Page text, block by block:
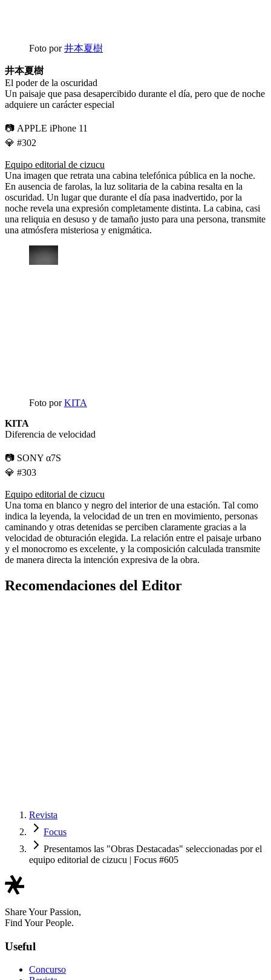
Foto por井本夏樹
井本夏樹
El poder de la oscuridad
Un paisaje que pasa desapercibido durante el día, pero que de noche
adquiere un carácter especial
📷 APPLE iPhone 11
💎 #302
Equipo editorial de cizucu
Una imagen que retrata una cabina telefónica pública en la noche.
En ausencia de farolas, la luz solitaria de la cabina resalta en la
oscuridad. Un lugar que durante el día pasa inadvertido, por la
noche revela una expresión completamente distinta. La cabina, casi
una reliquia en desuso y de tamaño justo para una persona, transmite
una atmósfera misteriosa y enigmática.
Foto porKITA
KITA
Diferencia de velocidad
📷 SONY α7S
💎 #303
Equipo editorial de cizucu
Una toma en blanco y negro del interior de una estación. Tal como
indica la leyenda, la velocidad de un tren en movimiento, personas
caminando y otras detenidas se perciben claramente gracias a la
velocidad de obturación elegida. La relación entre el paisaje urbano
y el monocromo es excelente, y la composición calculada transmite
de manera directa la intención expresiva de la obra.
Recomendaciones del Editor
Revista
Focus
Presentamos las "Obras Destacadas" seleccionadas por el
equipo editorial de cizucu | Focus #605
Share Your Passion,
Find Your People.
Useful
Concurso